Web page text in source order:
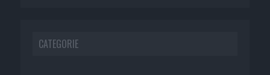
CATEGORIE